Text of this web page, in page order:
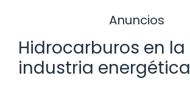
Anuncios
Hidrocarburos en la
industria energética